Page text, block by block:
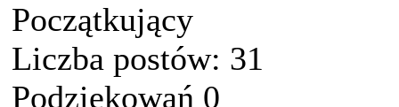
Początkujący
Liczba postów: 31
Podziękowań 0